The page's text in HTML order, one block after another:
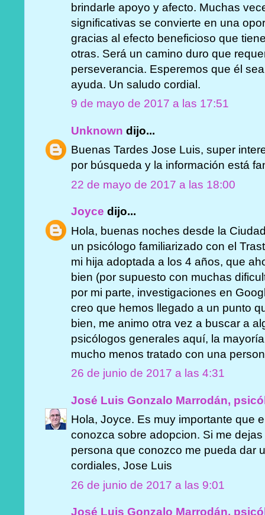
brindarle apoyo y afecto. Muchas
significativas se convierte en una
gracias al efecto beneficioso que
otras. Será un camino duro que
perseverancia. Esperemos que él
ayuda. Un saludo cordial.
9 de mayo de 2017 a las 17:51
Unknown dijo...
Buenas Tardes Jose Luis, super
por búsqueda y la información está
22 de mayo de 2017 a las 18:00
Joyce dijo...
Hola, buenas noches desde la
un psicólogo familiarizado con el
mi hija adoptada a los 4 años, que
bien (por supuesto con muchas
por mi parte, investigaciones en
creo que hemos llegado a un punto
bien, me animo otra vez a buscar a
psicólogos generales aquí, la
mucho menos tratado con una
26 de junio de 2017 a las 4:31
José Luis Gonzalo Marrodán,
Hola, Joyce. Es muy importante que
conozca sobre adopcion. Si me
persona que conozco me pueda dar
cordiales, Jose Luis
26 de junio de 2017 a las 9:01
José Luis Gonzalo Marrodán,